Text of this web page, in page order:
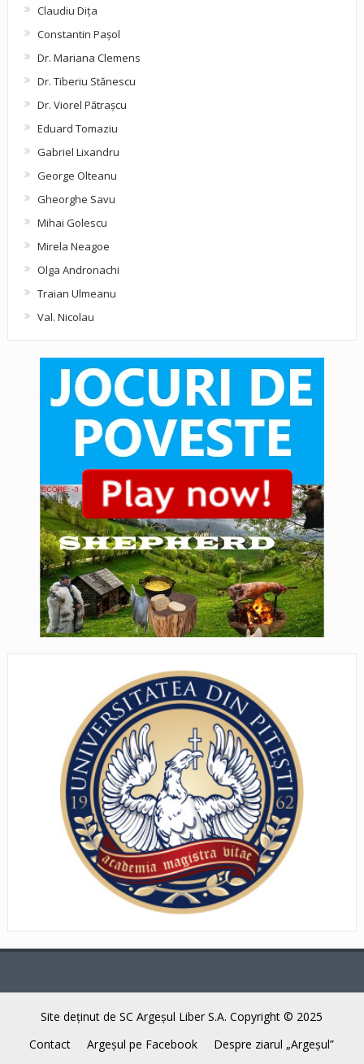
Claudiu Diţa
Constantin Pașol
Dr. Mariana Clemens
Dr. Tiberiu Stănescu
Dr. Viorel Pătraşcu
Eduard Tomaziu
Gabriel Lixandru
George Olteanu
Gheorghe Savu
Mihai Golescu
Mirela Neagoe
Olga Andronachi
Traian Ulmeanu
Val. Nicolau
Site deţinut de SC Argeşul Liber S.A. Copyright © 2025
Contact
Argeşul pe Facebook Despre ziarul „Argeşul”